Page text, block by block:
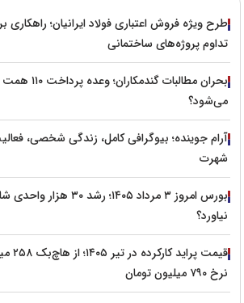
طرح ویژه فروش اعتباری فولاد ایرانیان؛
تداوم پروژه‌های ساختمانی
می‌شود؟
آرام جوینده؛ بیوگرافی کامل، زندگی شخصی،
شهرت
بورس امروز ۳ مرداد ۱۴۰۵؛
نیاورد؟
نرخ ۷۹۰ میلیون تومان